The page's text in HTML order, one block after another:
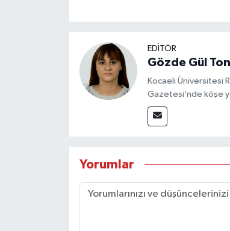
EDİTÖR
Gözde Gül
Kocaeli Üniversitesi
Gazetesi’nde köşe
Yorumlar